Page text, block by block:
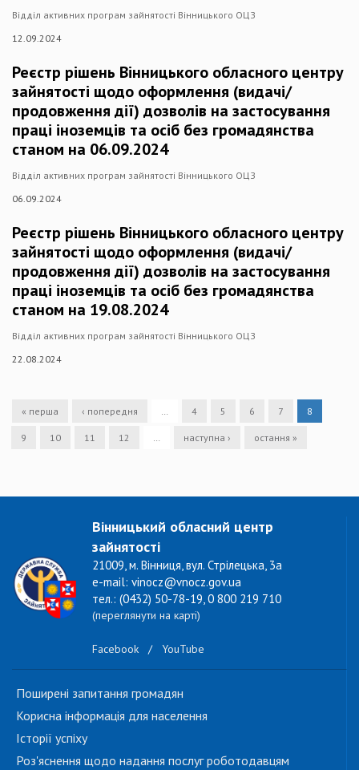
Відділ активних програм зайнятості Вінницького ОЦЗ
12.09.2024
Реєстр рішень Вінницького обласного центру
зайнятості щодо оформлення (видачі/
продовження дії) дозволів на застосування
праці іноземців та осіб без громадянства
станом на 06.09.2024
Відділ активних програм зайнятості Вінницького ОЦЗ
06.09.2024
Реєстр рішень Вінницького обласного центру
зайнятості щодо оформлення (видачі/
продовження дії) дозволів на застосування
праці іноземців та осіб без громадянства
станом на 19.08.2024
Відділ активних програм зайнятості Вінницького ОЦЗ
22.08.2024
« перша ‹ попередня … 4 5 6 7 8
9 10 11 12 … наступна › остання »
Вінницький обласний центр
зайнятості
21009, м. Вінниця, вул. Стрілецька, 3а
e-mail: vinocz@vnocz.gov.ua
тел.: (0432) 50-78-19, 0 800 219 710
(переглянути на карті)
Facebook / YouTube
Поширені запитання громадян
Корисна інформація для населення
Історії успіху
Роз'яснення щодо надання послуг роботодавцям